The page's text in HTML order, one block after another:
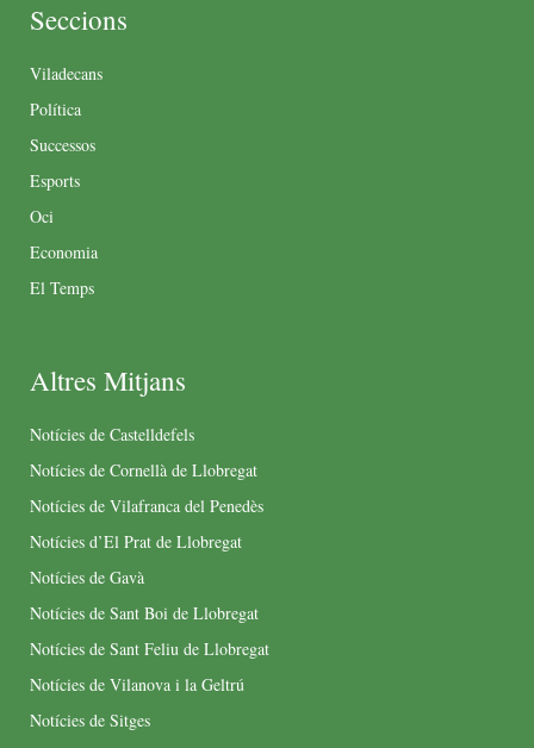
Seccions
Viladecans
Política
Successos
Esports
Oci
Economia
El Temps
Altres Mitjans
Notícies de Castelldefels
Notícies de Cornellà de Llobregat
Notícies de Vilafranca del Penedès
Notícies d’El Prat de Llobregat
Notícies de Gavà
Notícies de Sant Boi de Llobregat
Notícies de Sant Feliu de Llobregat
Notícies de Vilanova i la Geltrú
Notícies de Sitges